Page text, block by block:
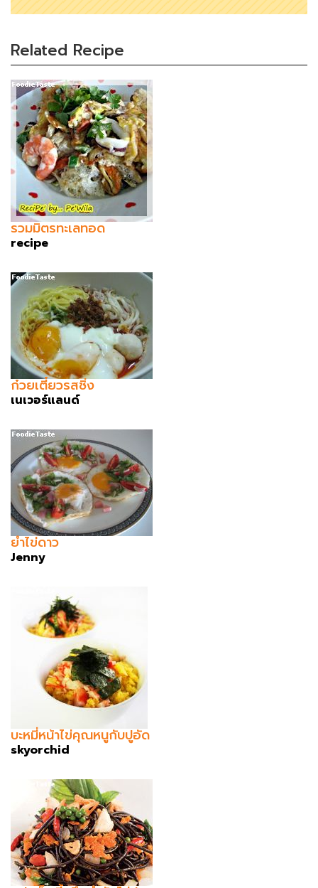
Related Recipe
รวมมิตรทะเลทอด
recipe
ก๋วยเตี๋ยวรสซิ่ง
เนเวอร์แลนด์
ยำไข่ดาว
Jenny
บะหมี่หน้าไข่คุณหนูกับปูอัด
skyorchid